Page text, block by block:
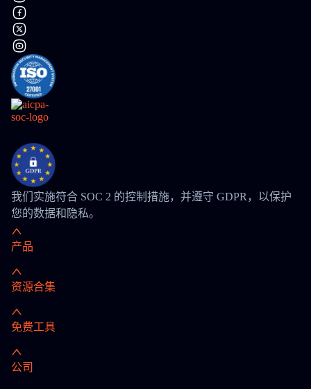
我们实施符合 SOC 2 的控制措施，并遵守 GDPR，以保护
您的数据和隐私。
产品
资源合集
免费工具
公司